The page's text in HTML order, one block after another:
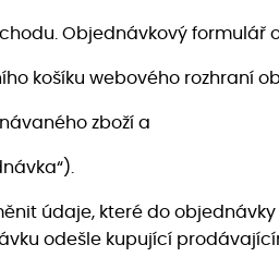
Objednávkový formulář
košíku webového rozhraní
zboží a
údaje, které do
odešle kupující